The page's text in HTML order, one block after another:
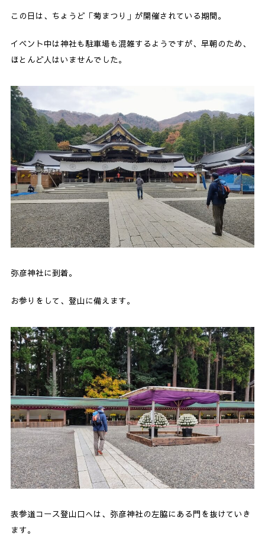
この日は、ちょうど「菊まつり」が開催されている期間。
イベント中は神社も駐車場も混雑するようですが、早朝のため、
ほとんど人はいませんでした。
弥彦神社に到着。
お参りをして、登山に備えます。
表参道コース登山口へは、弥彦神社の左脇にある門を抜けていき
ます。